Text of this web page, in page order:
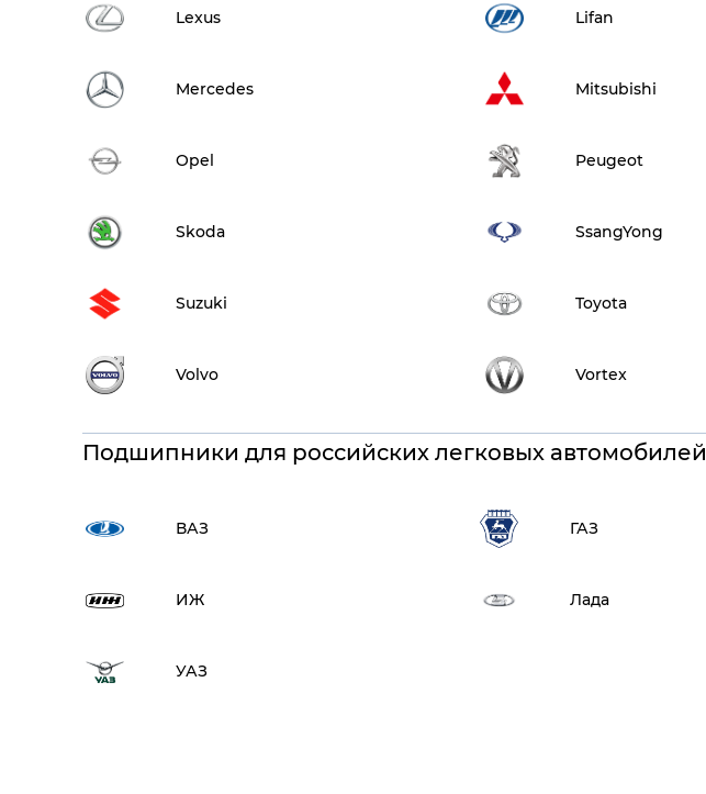
Lexus Lifan
Mercedes Mitsubishi
Opel Peugeot
Skoda SsangYong
Suzuki Toyota
Volvo Vortex
Подшипники для российских легковых автомобилей
ВАЗ ГАЗ
ИЖ Лада
УАЗ